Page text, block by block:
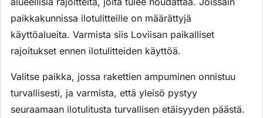
paikkakunnissa ilotulitteille on määrättyjä
käyttöalueita. Varmista siis Loviisan paikalliset
rajoitukset ennen ilotulitteiden käyttöä.
Valitse paikka, jossa rakettien ampuminen onnistuu
turvallisesti, ja varmista, että yleisö pystyy
seuraamaan ilotulitusta turvallisen etäisyyden päästä.